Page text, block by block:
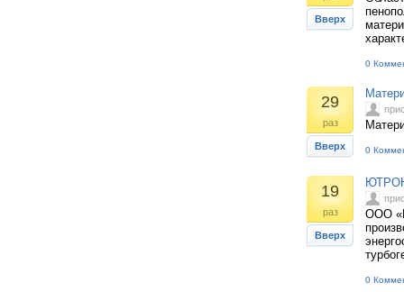
Вверх
0
29
раз
Вверх 0
19
раз
Вверх
ООО
0